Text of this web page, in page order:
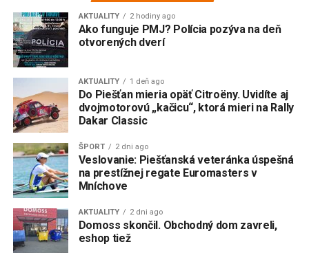
AKTUALITY 2 hodiny ago
Ako funguje PMJ? Polícia pozýva na deň
otvorených dverí
AKTUALITY 1 deň ago
Do Piešťan mieria opäť Citroëny. Uvidíte aj
dvojmotorovú „kačicu“, ktorá mieri na Rally
Dakar Classic
ŠPORT 2 dni ago
Veslovanie: Piešťanská veteránka úspešná
na prestížnej regate Euromasters v
Mníchove
AKTUALITY 2 dni ago
Domoss skončil. Obchodný dom zavreli,
eshop tiež